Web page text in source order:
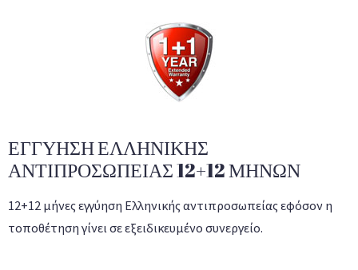
ΕΓΓΥΗΣΗ ΕΛΛΗΝΙΚΗΣ
ΑΝΤΙΠΡΟΣΩΠΕΙΑΣ 12+12 ΜΗΝΩΝ
12+12 μήνες εγγύηση Ελληνικής αντιπροσωπείας εφόσον η
τοποθέτηση γίνει σε εξειδικευμένο συνεργείο.